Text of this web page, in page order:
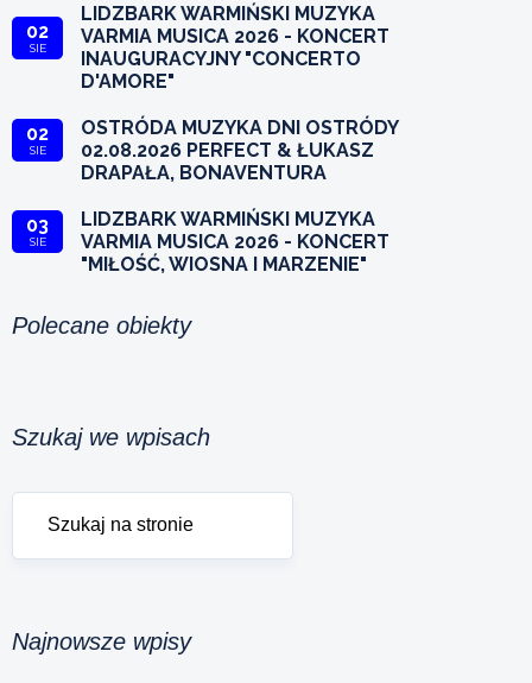
02
SIE
LIDZBARK WARMIŃSKI MUZYKA
VARMIA MUSICA 2026 - KONCERT
INAUGURACYJNY "CONCERTO
D'AMORE"
02
SIE
OSTRÓDA MUZYKA DNI OSTRÓDY
02.08.2026 PERFECT & ŁUKASZ
DRAPAŁA, BONAVENTURA
03
SIE
LIDZBARK WARMIŃSKI MUZYKA
VARMIA MUSICA 2026 - KONCERT
"MIŁOŚĆ, WIOSNA I MARZENIE"
Polecane obiekty
Szukaj we wpisach
Najnowsze wpisy